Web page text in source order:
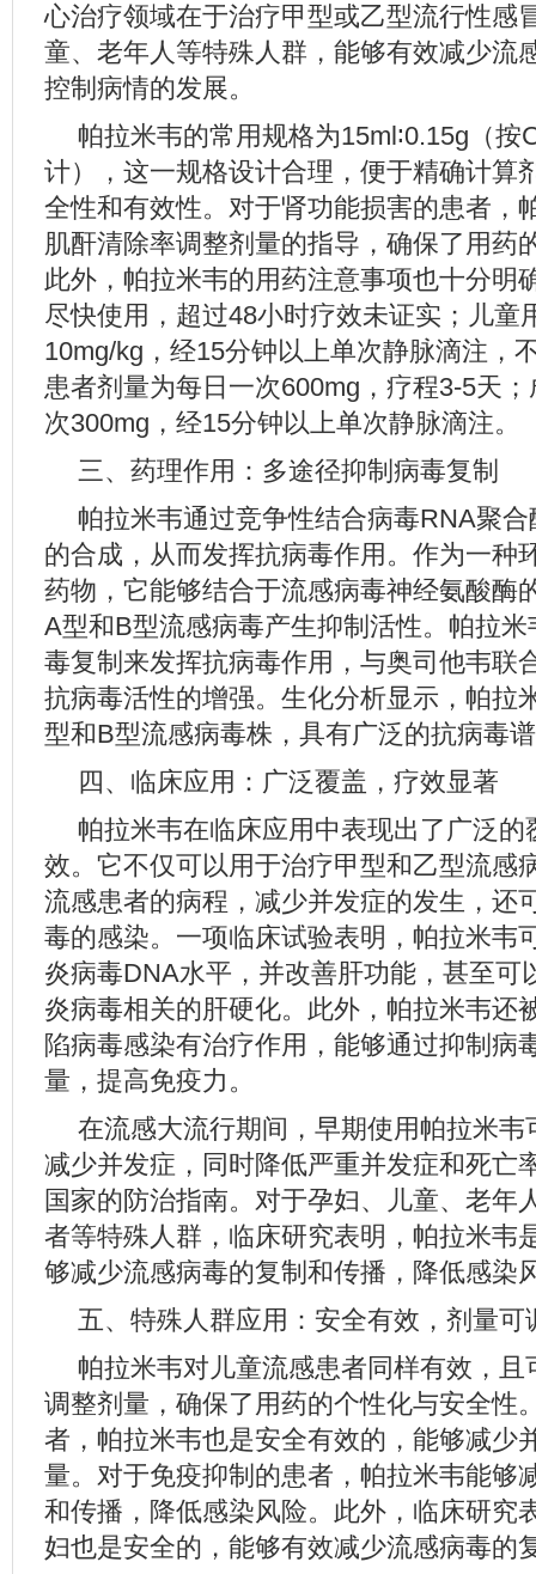
心治疗领域在于治疗甲型或乙型流行性感
童、老年人等特殊人群，能够有效减少流
控制病情的发展。
帕拉米韦的常用规格为15ml∶0.15g（按
计），这一规格设计合理，便于精确计算
全性和有效性。对于肾功能损害的患者，
肌酐清除率调整剂量的指导，确保了用药
此外，帕拉米韦的用药注意事项也十分明
尽快使用，超过48小时疗效未证实；儿童
10mg/kg，经15分钟以上单次静脉滴注，
患者剂量为每日一次600mg，疗程3-5天
次300mg，经15分钟以上单次静脉滴注。
三、药理作用：多途径抑制病毒复制
帕拉米韦通过竞争性结合病毒RNA聚
的合成，从而发挥抗病毒作用。作为一种
药物，它能够结合于流感病毒神经氨酸酶
A型和B型流感病毒产生抑制活性。帕拉
毒复制来发挥抗病毒作用，与奥司他韦联
抗病毒活性的增强。生化分析显示，帕拉
型和B型流感病毒株，具有广泛的抗病毒
四、临床应用：广泛覆盖，疗效显著
帕拉米韦在临床应用中表现出了广泛的
效。它不仅可以用于治疗甲型和乙型流感
流感患者的病程，减少并发症的发生，还
毒的感染。一项临床试验表明，帕拉米韦
炎病毒DNA水平，并改善肝功能，甚至可
炎病毒相关的肝硬化。此外，帕拉米韦还
陷病毒感染有治疗作用，能够通过抑制病
量，提高免疫力。
在流感大流行期间，早期使用帕拉米韦
减少并发症，同时降低严重并发症和死亡
国家的防治指南。对于孕妇、儿童、老年
者等特殊人群，临床研究表明，帕拉米韦
够减少流感病毒的复制和传播，降低感染
五、特殊人群应用：安全有效，剂量可
帕拉米韦对儿童流感患者同样有效，且
调整剂量，确保了用药的个性化与安全性
者，帕拉米韦也是安全有效的，能够减少
量。对于免疫抑制的患者，帕拉米韦能够
和传播，降低感染风险。此外，临床研究
妇也是安全的，能够有效减少流感病毒的